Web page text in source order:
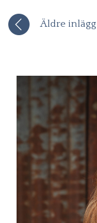
Äldre inlägg